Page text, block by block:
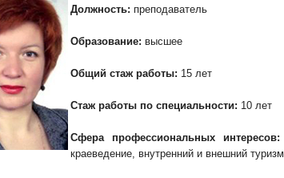
Должность: преподаватель
Образование: высшее
Общий стаж работы: 15 лет
Стаж работы по специальности: 10 лет
Сфера профессиональных интересов:
краеведение, внутренний и внешний туризм